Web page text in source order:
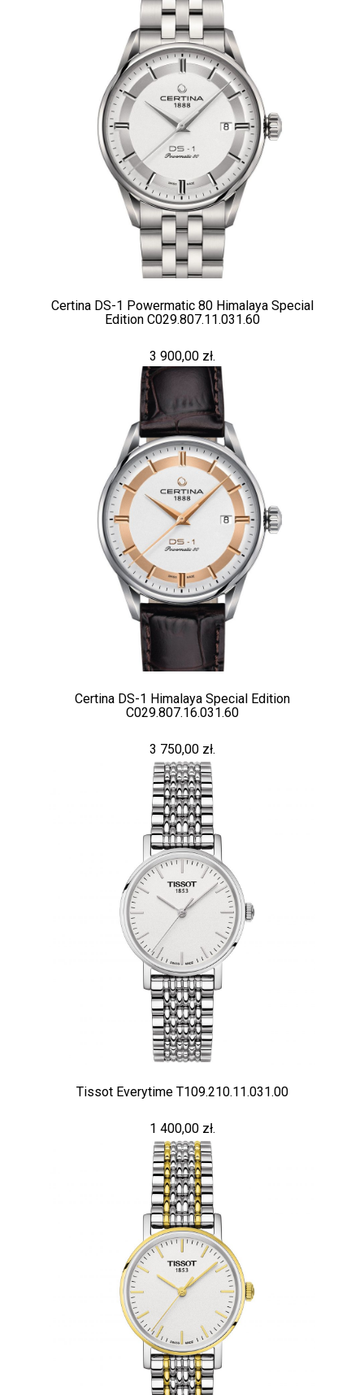
Certina DS-1 Powermatic 80 Himalaya Special
Edition C029.807.11.031.60
3 900,00 zł.
Certina DS-1 Himalaya Special Edition
C029.807.16.031.60
3 750,00 zł.
Tissot Everytime T109.210.11.031.00
1 400,00 zł.